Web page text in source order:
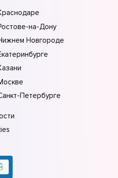
на-Донy
Новгороде
Петербурге